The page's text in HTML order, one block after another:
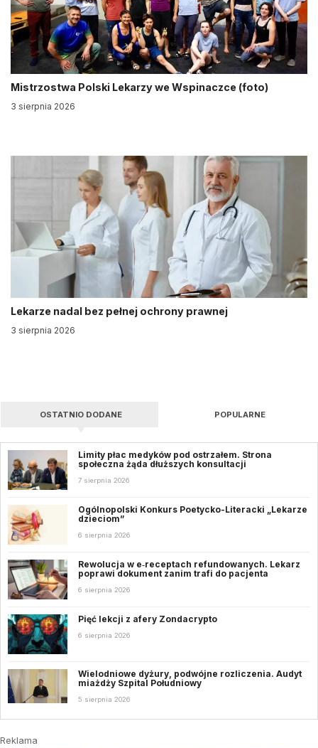
Mistrzostwa Polski Lekarzy we Wspinaczce (foto)
3 sierpnia 2026
Lekarze nadal bez pełnej ochrony prawnej
3 sierpnia 2026
OSTATNIO DODANE POPULARNE
Limity płac medyków pod ostrzałem. Strona
społeczna żąda dłuższych konsultacji
7 sierpnia 2026
Ogólnopolski Konkurs Poetycko-Literacki „Lekarze
dzieciom”
6 sierpnia 2026
Rewolucja w e‑receptach refundowanych. Lekarz
poprawi dokument zanim trafi do pacjenta
6 sierpnia 2026
Pięć lekcji z afery Zondacrypto
6 sierpnia 2026
Wielodniowe dyżury, podwójne rozliczenia. Audyt
miażdży Szpital Południowy
5 sierpnia 2026
Reklama